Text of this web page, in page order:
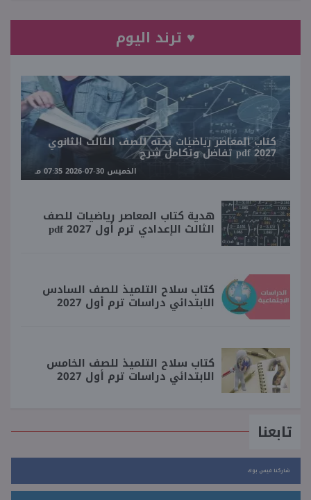
♥ ترند اليوم
كتاب المعاصر رياضيات بحته للصف الثالث الثانوي
2027 pdf تفاضل وتكامل شرح
الخميس 30-07-2026 07:35 مـ
هدية كتاب المعاصر رياضيات للصف
الثالث الإعدادي ترم أول 2027 pdf
كتاب سلاح التلميذ للصف السادس
الابتدائي دراسات ترم أول 2027
كتاب سلاح التلميذ للصف الخامس
الابتدائي دراسات ترم أول 2027
تابعنا
شاركنا فيس بوك